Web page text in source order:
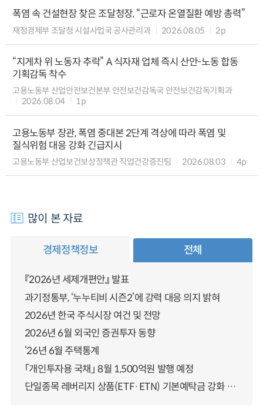
폭염 속 건설현장 찾은 조달청장, “근로자 온열질환 예방 총력”
재정경제부 조달청 시설사업국 공사관리과 2026.08.05 2p
“지게차 위 노동자 추락” A 식자재 업체 즉시 산안-노동 합동
기획감독 착수
고용노동부 산업안전보건본부 안전보건감독국 안전보건감독기획과
2026.08.04
1p
고용노동부 장관, 폭염 중대본 2단계 격상에 따라 폭염 및
질식위험 대응 강화 긴급지시
고용노동부 산업보건보상정책관 직업건강증진팀 2026.08.03 4p
많이 본 자료
경제정책정보 전체
『2026년 세제개편안』 발표
과기정통부, ‘누누티비 시즌2’에 강력 대응 의지 밝혀
2026년 한국 주식시장 여건 및 전망
2026년 6월 외국인 증권투자 동향
‘26년 6월 주택통계
「개인투자용 국채」 8월 1,500억원 발행 예정
단일종목 레버리지 상품(ETF·ETN) 기본예탁금 강화 조기시행 방안 안내